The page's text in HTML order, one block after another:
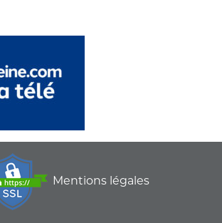
Mentions légales